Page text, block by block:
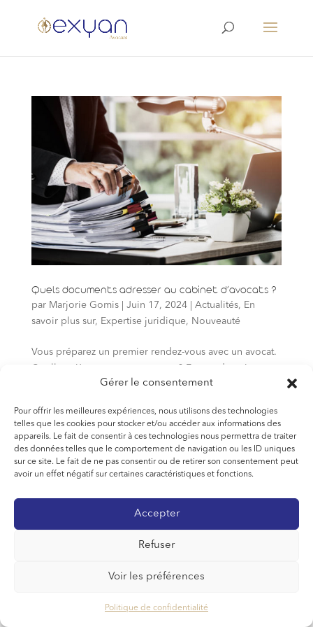
Gérer le consentement
Pour offrir les meilleures expériences, nous utilisons des technologies
telles que les cookies pour stocker et/ou accéder aux informations des
appareils. Le fait de consentir à ces technologies nous permettra de traiter
des données telles que le comportement de navigation ou les ID uniques
sur ce site. Le fait de ne pas consentir ou de retirer son consentement peut
avoir un effet négatif sur certaines caractéristiques et fonctions.
Accepter
Refuser
Voir les préférences
Politique de confidentialité
Quels documents adresser au cabinet d’avocats ?
par Marjorie Gomis| Juin 17, 2024| Actualités, En
savoir plus sur, Expertise juridique, Nouveauté
Vous préparez un premier rendez-vous avec un avocat.
de votre dossier, nous avons besoin d’étudier vos
liste sera complétée en fonction de votre...
Plan de site
Mentions légales & CGU